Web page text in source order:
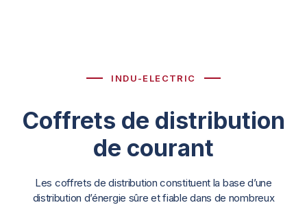
INDU-ELECTRIC
Coffrets de distribution
de courant
Les coffrets de distribution constituent la base d’une
distribution d’énergie sûre et fiable dans de nombreux